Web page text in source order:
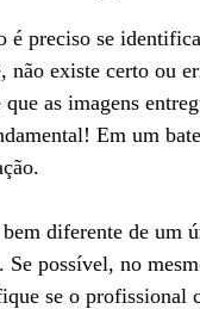
5 estrelas.
é preciso se
não existe certo ou
as imagens
Em um
diferente de um
Se possível, no
se o profissional